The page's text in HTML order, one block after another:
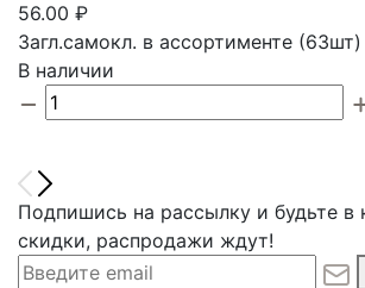
56.00 ₽
Загл.самокл. в ассортименте (63шт)
В наличии
Подпишись на рассылку и будьте в
скидки, распродажи ждут!